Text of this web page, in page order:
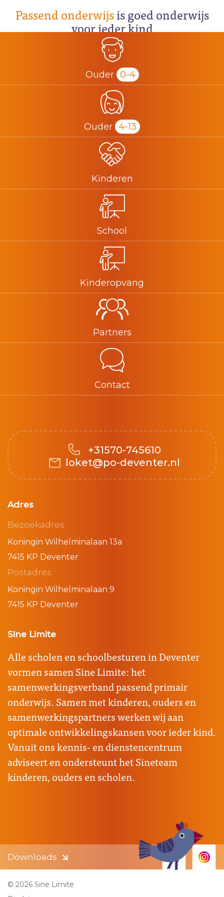
Passend onderwijsis goed onderwijs
voor ieder kind
Ouder 0-4
Ouder 4-13
Kinderen
School
Kinderopvang
Partners
Contact
+31570-745610
loket@po-deventer.nl
Adres
Bezoekadres
Koningin Wilhelminalaan 13a
7415 KP Deventer
Postadres
Koningin Wilhelminalaan 9
7415 KP Deventer
Sine Limite
Alle scholen en schoolbesturen in Deventer
vormen samen Sine Limite: het
samenwerkingsverband passend primair
onderwijs. Samen met kinderen, ouders en
samenwerkingspartners werken wij aan
optimale ontwikkelingskansen voor ieder kind.
Vanuit ons kennis- en dienstencentrum
adviseert en ondersteunt het Sineteam
kinderen, ouders en scholen.
Downloads
© 2026 Sine Limite